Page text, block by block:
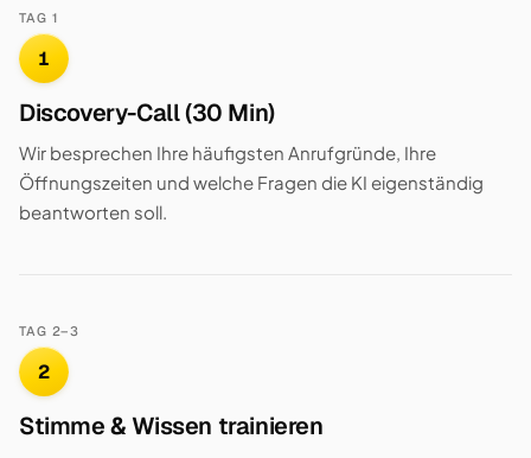
TAG 1
1
Discovery-Call (30 Min)
Wir besprechen Ihre häufigsten Anrufgründe, Ihre
Öffnungszeiten und welche Fragen die KI eigenständig
beantworten soll.
TAG 2–3
2
Stimme & Wissen trainieren